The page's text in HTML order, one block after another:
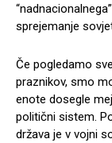
sprejemanje
Če pogledamo
praznikov, smo
enote dosegle
politični sistem.
država je v vojni